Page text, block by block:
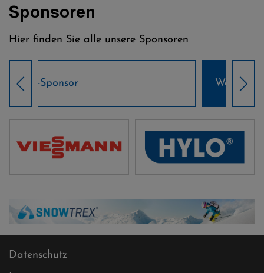
Sponsoren
Hier finden Sie alle unsere Sponsoren
Weltcup-Sponsoren Damen